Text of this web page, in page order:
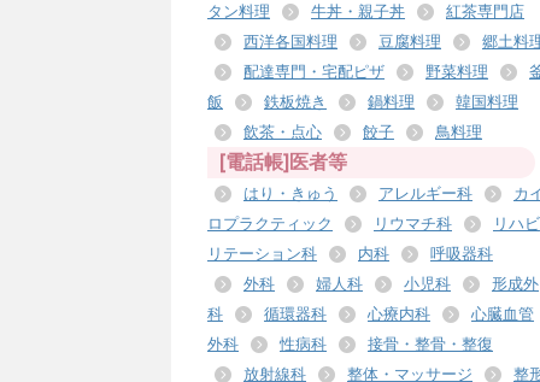
タン料理
牛丼・親子丼
紅茶専門店
西洋各国料理
豆腐料理
郷土料
配達専門・宅配ピザ
野菜料理
飯
鉄板焼き 鍋料理
韓国料理
飲茶・点心
餃子 鳥料理
[電話帳]医者等
はり・きゅう アレルギー科
カ
ロプラクティック
リウマチ科
リハビ
リテーション科
内科
呼吸器科
外科
婦人科 小児科
形成外
科
循環器科 心療内科
心臓血管
外科
性病科
接骨・整骨・整復
放射線科
整体・マッサージ
整